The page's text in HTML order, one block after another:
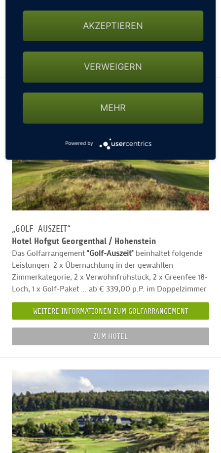
Doppelzimmer p.Pers. 159€/Nacht
WEITERE INFORMATIONEN ZUM GOLFARRANGEMENT
„GOLF-AUSZEIT“
Hotel Hofgut Georgenthal / Hohenstein
Das Golfarrangement "Golf-Auszeit" beinhaltet folgende
Leistungen: 2 x Übernachtung in der gewählten
Zimmerkategorie, 2 x Verwöhnfrühstück, 2 x Greenfee 18-
Loch, 1 x Golf-Paket ... ab € 339,00 p.P. im Doppelzimmer
WEITERE INFORMATIONEN ZUM GOLFARRANGEMENT
ZUM HOTEL
AKZEPTIEREN
VERWEIGERN
MEHR
Powered by